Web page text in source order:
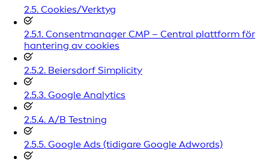
2.5. Cookies/Verktyg
2.5.1. Consentmanager CMP – Central plattform för
hantering av cookies
2.5.2. Beiersdorf Simplicity
2.5.3. Google Analytics
2.5.4. A/B Testning
2.5.5. Google Ads (tidigare Google Adwords)